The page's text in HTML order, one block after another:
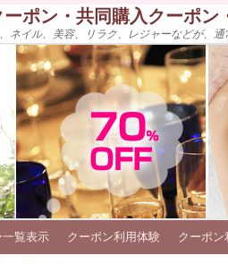
ポン・共同購入クーポ
ネイル、美容、リラク、レジャーなどが、
一覧表示 クーポン利用体験 クーポン